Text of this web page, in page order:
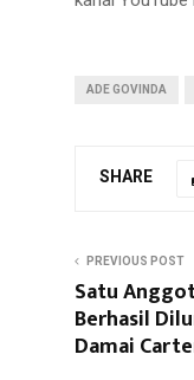
ADE GOVINDA
SHARE
PREVIOUS POST
Satu
Berhasil
Damai